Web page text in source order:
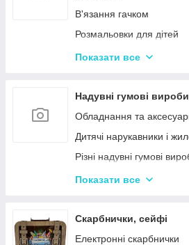
Шахи і Шашки
Набори для гри в покер
Полотна з Підрамником
Алмазна мозаїка для
В'язання гачком
Розмальовки для дітей
Акрилові фарби
Гравюра для дітей
Кінетичний пісок
Дитячий Пластилін
Декупаж
Крейда для Малювання
Рукоділля
Валіза для малювання
Показати все
Надувні гумові вироби
Обладнання та
Дитячі нарукавники і
Різні надувні гумові
Насоси для матрасів та
Надувні матраци
Дитячі надувні басейни
Показати все
Скарбнички, сейфі
Електронні скарбнички